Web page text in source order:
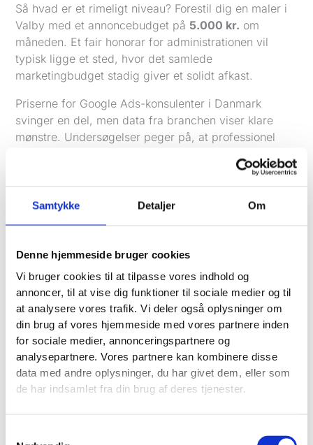
Samtykke Detaljer Om
Denne hjemmeside bruger cookies
Vi bruger cookies til at tilpasse vores indhold og
annoncer, til at vise dig funktioner til sociale medier og til
at analysere vores trafik. Vi deler også oplysninger om
din brug af vores hjemmeside med vores partnere inden
for sociale medier, annonceringspartnere og
analysepartnere. Vores partnere kan kombinere disse
data med andre oplysninger, du har givet dem, eller som
de har indsamlet fra din brug af deres tjenester.
Så hvad er et rimeligt niveau? Forestil dig en maler i
Valby med et annoncebudget på 5.000 kr. om
måneden. Et fair honorar for administrationen vil
typisk ligge et sted, hvor det samlede
marketingbudget stadig giver et solidt afkast.
Priserne for Google Ads-konsulenter i Danmark
svinger en del, men data fra branchen viser klare
mønstre. Undersøgelser peger på, at professionel
månedlige annoncebudget. For de fleste lokale
sted mellem et par tusinde og op til
5.000 kr.om
Men det vigtigste er ikke selve prisen. Det er den
værdi, du får for pengene.
Hvis konsulenten kan skaffe dig5nye
kundehenvendelser, der hver især fører til opgaver
for10.000 kr., er honoraret hurtigt tjent hjem mange
gange. Se det som en investering i en motor, der
genererer kunder – ikke som en omkostning på
budgettet.